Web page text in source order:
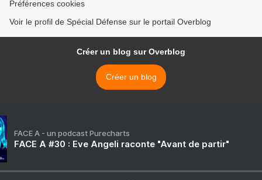
Préférences cookies
Voir le profil de Spécial Défense sur le portail Overblog
Créer un blog sur Overblog
Créer un blog
FACE A - un podcast Purecharts
FACE A #30 : Eve Angeli raconte "Avant de partir"